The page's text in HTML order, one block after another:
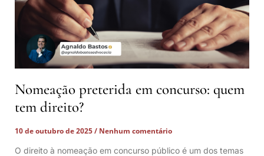
Nomeação preterida em concurso: quem
tem direito?
10 de outubro de 2025
Nenhum comentário
O direito à nomeação em concurso público é um dos temas